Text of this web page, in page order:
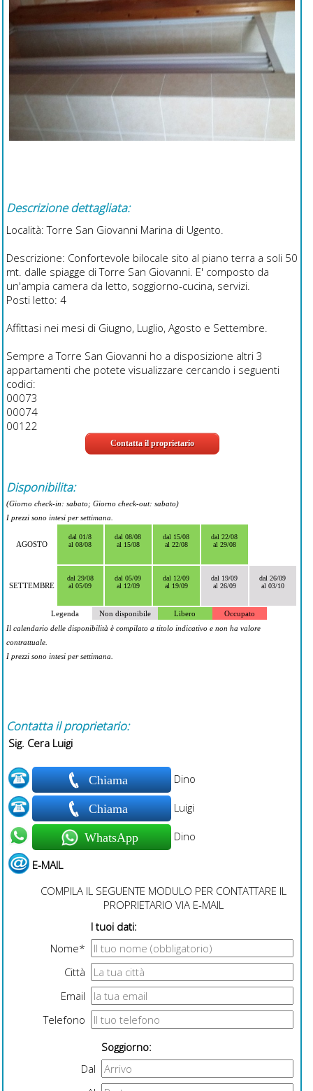
Descrizione dettagliata:
Località: Torre San Giovanni Marina di Ugento.
Descrizione: Confortevole bilocale sito al piano terra a soli 50
mt. dalle spiagge di Torre San Giovanni. E' composto da
un'ampia camera da letto, soggiorno-cucina, servizi.
Posti letto: 4
Affittasi nei mesi di Giugno, Luglio, Agosto e Settembre.
Sempre a Torre San Giovanni ho a disposizione altri 3
appartamenti che potete visualizzare cercando i seguenti
codici:
00073
00074
00122
Contatta il proprietario
Disponibilita:
(Giorno check-in: sabato; Giorno check-out: sabato)
I prezzi sono intesi per settimana.
AGOSTO
dal 01/8
al 08/08
dal 08/08
al 15/08
dal 15/08
al 22/08
dal 22/08
al 29/08
SETTEMBRE
dal 29/08
al 05/09
dal 05/09
al 12/09
dal 12/09
al 19/09
dal 19/09
al 26/09
dal 26/09
al 03/10
Legenda Non disponibile Libero
Occupato
Il calendario delle disponibilità è compilato a titolo indicativo e non ha valore
contrattuale.
I prezzi sono intesi per settimana.
Contatta il proprietario:
Sig. Cera Luigi
Chiama Dino
Chiama Luigi
WhatsApp Dino
E-MAIL
COMPILA IL SEGUENTE MODULO PER CONTATTARE IL
PROPRIETARIO VIA E-MAIL
I tuoi dati:
Nome*
Città
Email
Telefono
Soggiorno:
Dal